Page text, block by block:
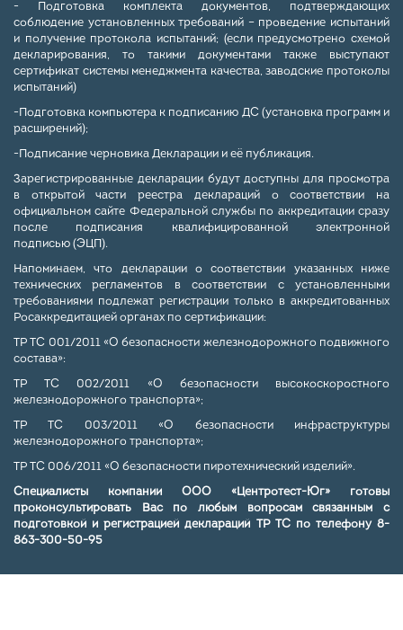
- Подготовка комплекта документов, подтверждающих
соблюдение установленных требований – проведение испытаний
и получение протокола испытаний; (если предусмотрено схемой
декларирования, то такими документами также выступают
сертификат системы менеджмента качества, заводские протоколы
испытаний)
-Подготовка компьютера к подписанию ДС (установка программ и
расширений);
-Подписание черновика Декларации и её публикация.
Зарегистрированные декларации будут доступны для просмотра
в открытой части реестра деклараций о соответствии на
официальном сайте Федеральной службы по аккредитации сразу
после подписания квалифицированной электронной
подписью (ЭЦП).
Напоминаем, что декларации о соответствии указанных ниже
технических регламентов в соответствии с установленными
требованиями подлежат регистрации только в аккредитованных
Росаккредитацией органах по сертификации:
ТР ТС 001/2011 «О безопасности железнодорожного подвижного
состава»:
ТР ТС 002/2011 «О безопасности высокоскоростного
железнодорожного транспорта»;
ТР ТС 003/2011 «О безопасности инфраструктуры
железнодорожного транспорта»;
ТР ТС 006/2011 «О безопасности пиротехнический изделий».
Специалисты компании ООО «Центротест-Юг» готовы
проконсультировать Вас по любым вопросам связанным с
подготовкой и регистрацией деклараций ТР ТС по телефону 8-
863-300-50-95